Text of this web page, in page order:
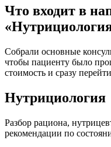
Что входит в
Собрали основные
чтобы пациенту было
стоимость и сразу
Нутрициология
Разбор рациона,
рекомендации по